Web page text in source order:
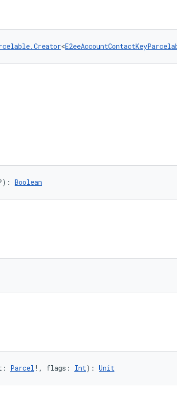
<
Boolean
Parcel !, flags: Int): Unit